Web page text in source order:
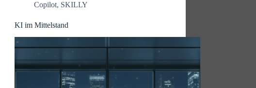
Copilot, SKILLY
KI im Mittelstand